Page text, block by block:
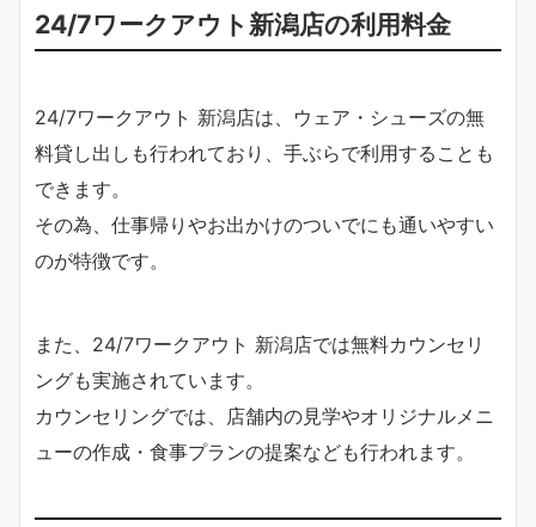
24/7ワークアウト新潟店の利用料金
24/7ワークアウト 新潟店は、ウェア・シューズの無
料貸し出しも行われており、手ぶらで利用することも
できます。
その為、仕事帰りやお出かけのついでにも通いやすい
のが特徴です。
また、24/7ワークアウト 新潟店では無料カウンセリ
ングも実施されています。
カウンセリングでは、店舗内の見学やオリジナルメニ
ューの作成・食事プランの提案なども行われます。